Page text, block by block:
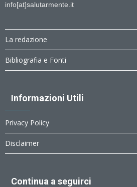
info[at]salutarmente.it
La redazione
Bibliografia e Fonti
Informazioni Utili
Privacy Policy
Disclaimer
Continua a seguirci